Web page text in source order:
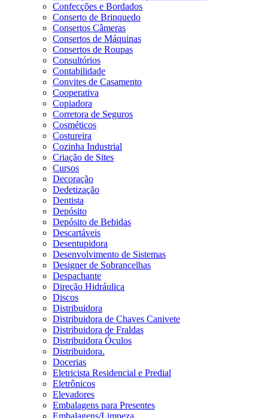
Confecções e Bordados
Conserto de Brinquedo
Consertos Câmeras
Consertos de Máquinas
Consertos de Roupas
Consultórios
Contabilidade
Convites de Casamento
Cooperativa
Copiadora
Corretora de Seguros
Cosméticos
Costureira
Cozinha Industrial
Criação de Sites
Cursos
Decoração
Dedetização
Dentista
Depósito
Depósito de Bebidas
Descartáveis
Desentupidora
Desenvolvimento de Sistemas
Designer de Sobrancelhas
Despachante
Direção Hidráulica
Discos
Distribuidora
Distribuidora de Chaves Canivete
Distribuidora de Fraldas
Distribuidora Óculos
Distribuidora.
Docerias
Eletricista Residencial e Predial
Eletrônicos
Elevadores
Embalagens para Presentes
Embalagens/Limpeza